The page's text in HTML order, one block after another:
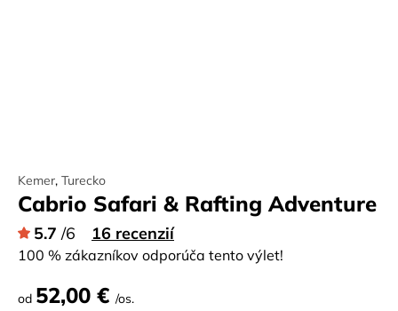
Kemer, Turecko
Cabrio Safari & Rafting Adventure
5.7 /6 16 recenzií
100 % zákazníkov odporúča tento výlet!
od 52,00 € /os.